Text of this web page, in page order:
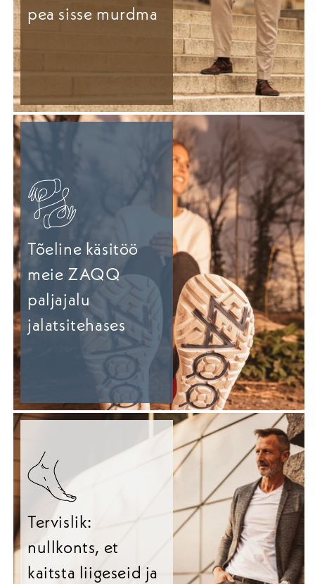
pea sisse murdma
Tõeline käsitöö
meie ZAQQ
paljajalu
jalatsitehases
Tervislik:
nullkonts, et
kaitsta liigeseid ja